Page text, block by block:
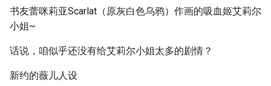
书友蕾咪莉亚Scarlat（原灰白色乌鸦）作画的吸血姬艾莉尔
小姐~
话说，咱似乎还没有给艾莉尔小姐太多的剧情？
新约的薇儿人设